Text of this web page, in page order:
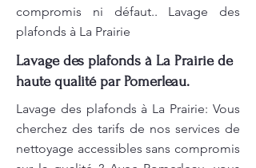
compromis ni défaut.. Lavage des
plafonds à La Prairie
Lavage des plafonds à La Prairie de
haute qualité par Pomerleau.
Lavage des plafonds à La Prairie: Vous
cherchez des tarifs de nos services de
nettoyage accessibles sans compromis